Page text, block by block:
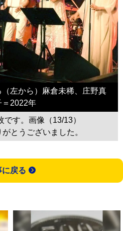
左から）麻倉未稀、庄野真
＝2022年
です。画像（13/13）
とうございました。
に戻る